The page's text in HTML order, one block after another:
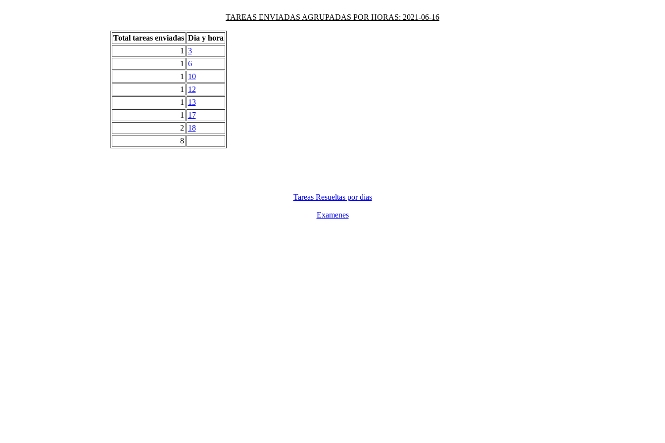
TAREAS ENVIADAS AGRUPADAS POR HORAS: 2021-06-16
Total tareas enviadas Dia y hora
1
3
1
6
1
10
1
12
1
13
1
17
2 18
8
Tareas Resueltas por dias
Examenes